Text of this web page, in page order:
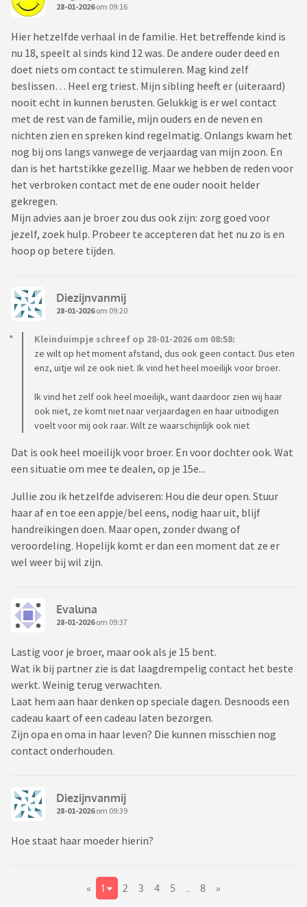
28-01-2026om 09:16
Hier hetzelfde verhaal in de familie. Het betreffende kind is
nu 18, speelt al sinds kind 12 was. De andere ouder deed en
doet niets om contact te stimuleren. Mag kind zelf
beslissen… Heel erg triest. Mijn sibling heeft er (uiteraard)
nooit echt in kunnen berusten. Gelukkig is er wel contact
met de rest van de familie, mijn ouders en de neven en
nichten zien en spreken kind regelmatig. Onlangs kwam het
nog bij ons langs vanwege de verjaardag van mijn zoon. En
dan is het hartstikke gezellig. Maar we hebben de reden voor
het verbroken contact met de ene ouder nooit helder
gekregen.
Mijn advies aan je broer zou dus ook zijn: zorg goed voor
jezelf, zoek hulp. Probeer te accepteren dat het nu zo is en
hoop op betere tijden.
Diezijnvanmij
28-01-2026om 09:20
Kleinduimpje schreef op 28-01-2026 om 08:58:
ze wilt op het moment afstand, dus ook geen contact. Dus eten
enz, uitje wil ze ook niet. Ik vind het heel moeilijk voor broer.
Ik vind het zelf ook heel moeilijk, want daardoor zien wij haar
ook niet, ze komt niet naar verjaardagen en haar uitnodigen
voelt voor mij ook raar. Wilt ze waarschijnlijk ook niet
Dat is ook heel moeilijk voor broer. En voor dochter ook. Wat
een situatie om mee te dealen, op je 15e...
Jullie zou ik hetzelfde adviseren: Hou die deur open. Stuur
haar af en toe een appje/bel eens, nodig haar uit, blijf
handreikingen doen. Maar open, zonder dwang of
veroordeling. Hopelijk komt er dan een moment dat ze er
wel weer bij wil zijn.
Evaluna
28-01-2026om 09:37
Lastig voor je broer, maar ook als je 15 bent.
Wat ik bij partner zie is dat laagdrempelig contact het beste
werkt. Weinig terug verwachten.
Laat hem aan haar denken op speciale dagen. Desnoods een
cadeau kaart of een cadeau laten bezorgen.
Zijn opa en oma in haar leven? Die kunnen misschien nog
contact onderhouden.
Diezijnvanmij
28-01-2026om 09:39
Hoe staat haar moeder hierin?
« 1 2 3 4 5 8 »